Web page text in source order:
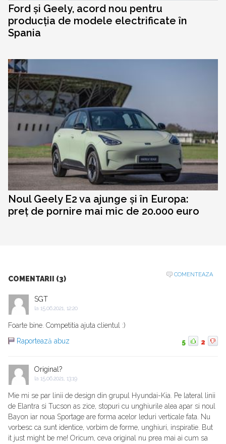
Ford și Geely, acord nou pentru
producția de modele electrificate în
Spania
Noul Geely E2 va ajunge și în Europa:
preț de pornire mai mic de 20.000 euro
COMENTARII (3)
COMENTEAZA
SGT
la 15.06.2021, 12:20
Foarte bine. Competitia ajuta clientul :)
Raportează abuz
5 2
Original?
la 15.06.2021, 13:19
Mie mi se par linii de design din grupul Hyundai-Kia. Pe lateral linii
de Elantra si Tucson as zice, stopuri cu unghiurile alea apar si noul
Bayon iar noua Sportage are forma acelor leduri verticale fata. Nu
vorbesc ca sunt identice, vorbim de forme, unghiuri, inspiratie. But
it just might be me! Oricum, ceva original nu prea mai ai cum sa